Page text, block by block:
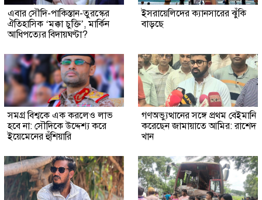
এবার সৌদি-পাকিস্তান-তুরস্কের
ঐতিহাসিক ‘মক্কা চুক্তি’, মার্কিন
আধিপত্যের বিদায়ঘণ্টা?
ইসরায়েলিদের ক্যানসারের ঝুঁকি
বাড়ছে
সমগ্র বিশ্বকে এক করলেও লাভ
হবে না: সৌদিকে উদ্দেশ্য করে
ইয়েমেনের হুঁশিয়ারি
গণঅভ্যুত্থানের সঙ্গে প্রথম বেইমানি
করেছেন জামায়াতে আমির: রাশেদ
খান